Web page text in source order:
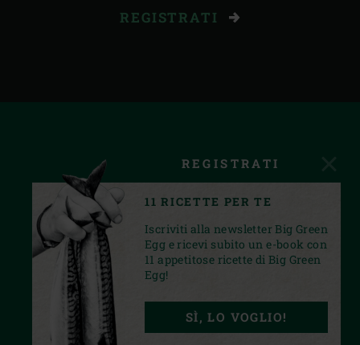
REGISTRATI
FACEBOOKINSTAGRAM
REGISTRATI
11 RICETTE PER TE
Iscriviti alla newsletter Big Green
Egg e ricevi subito un e-book con
11 appetitose ricette di Big Green
Egg!
SÌ, LO VOGLIO!